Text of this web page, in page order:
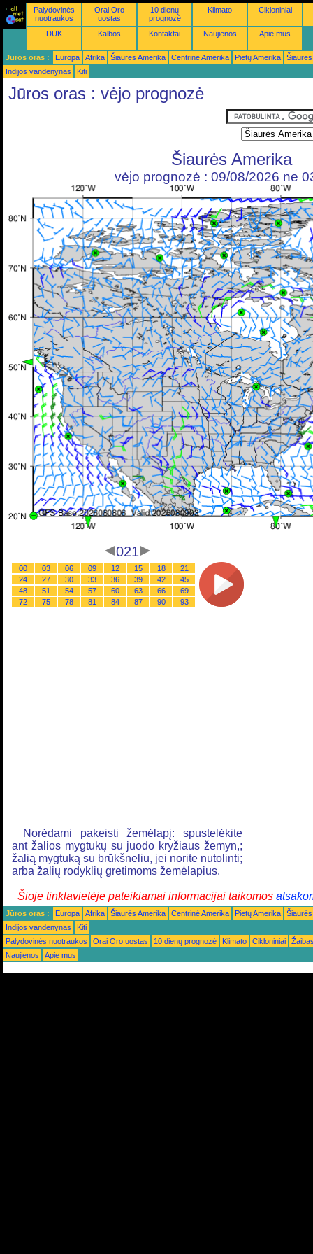
Palydovinės
nuotraukos
Orai Oro
uostas
10 dienų
prognozė
Klimato Cikloniniai
DUK Kalbos Kontaktai Naujienos Apie mus
Jūros oras : Europa Afrika Šiaurės Amerika Centrinė Amerika Pietų Amerika
Indijos vandenynas
Kiti
Jūros oras : vėjo prognozė
Šiaurės Amerika
vėjo prognozė : 09/08/2026 ne
021
00 03 06 09 12 15 18
21
24
27 30 33 36 39 42
45
48
51 54 57 60 63 66
69
72
75 78 81 84 87 90 93
Norėdami pakeisti žemėlapį: spustelėkite
ant žalios mygtukų su juodo kryžiaus žemyn,;
žalią mygtuką su brūkšneliu, jei norite nutolinti;
arba žalių rodyklių gretimoms žemėlapius.
Šioje tinklavietėje pateikiamai informacijai taikomos
Jūros oras : Europa Afrika Šiaurės Amerika Centrinė Amerika Pietų Amerika
Indijos vandenynas
Kiti
Palydovinės nuotraukos
Orai Oro uostas 10 dienų prognozė Klimato Cikloniniai
Naujienos
Apie mus